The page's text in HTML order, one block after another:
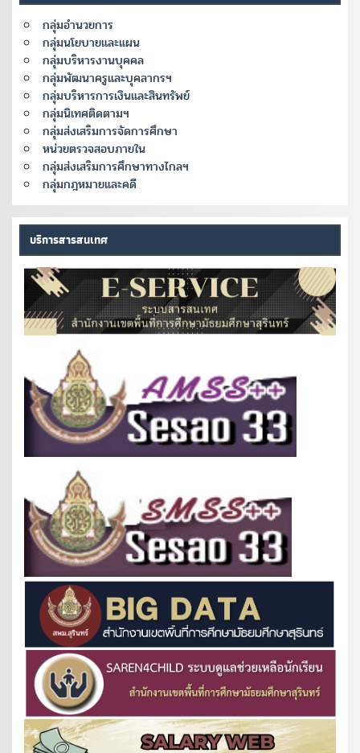
กลุ่มอำนวยการ
กลุ่มนโยบายและแผน
กลุ่มบริหารงานบุคคล
กลุ่มพัฒนาครูและบุคลากรฯ
กลุ่มบริหารการเงินและสินทรัพย์
กลุ่มนิเทศติดตามฯ
กลุ่มส่งเสริมการจัดการศึกษา
หน่วยตรวจสอบภายใน
กลุ่มส่งเสริมการศึกษาทางไกลฯ
กลุ่มกฎหมายและคดี
บริการสารสนเทศ